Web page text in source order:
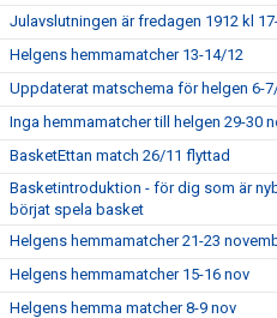
Julavslutningen är fredagen 1912 kl
Helgens hemmamatcher 13-14/12
Uppdaterat matschema för helgen 6-
Inga hemmamatcher till helgen 29-30
BasketEttan match 26/11 flyttad
Basketintroduktion - för dig som är
börjat spela basket
Helgens hemmamatcher 21-23
Helgens hemmamatcher 15-16 nov
Helgens hemma matcher 8-9 nov